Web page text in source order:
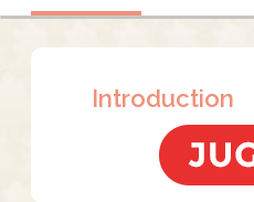
Introduction